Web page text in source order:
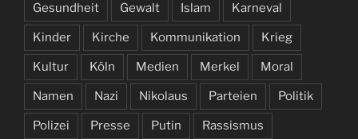
Gesundheit Gewalt Islam Karneval
Kinder Kirche Kommunikation Krieg
Kultur Köln Medien Merkel Moral
Namen Nazi Nikolaus Parteien Politik
Polizei Presse Putin Rassismus